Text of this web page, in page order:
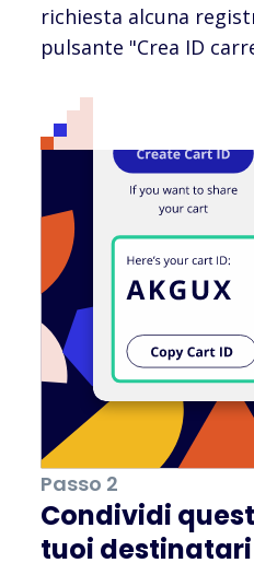
richiesta alcuna
pulsante "Crea ID
Passo 2
Condividi
tuoi destinatari